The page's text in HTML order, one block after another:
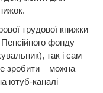
трудової книжки
фонду
так і сам
зробити – можна
ютуб-каналі